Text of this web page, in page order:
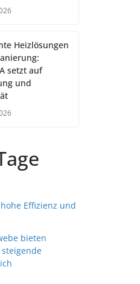
Heizlösungen
setzt auf
und
Effizienz und
bieten